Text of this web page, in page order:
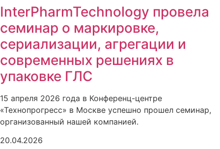
InterPharmTechnology провела
семинар о маркировке,
сериализации, агрегации и
современных решениях в
упаковке ГЛС
15 апреля 2026 года в Конференц-центре
«Технопрогресс» в Москве успешно прошел семинар,
организованный нашей компанией.
20.04.2026